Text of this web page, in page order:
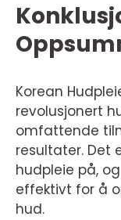
Korean
revolusjonert
omfattende
resultater. Det
hudpleie på,
effektivt for å
hud.